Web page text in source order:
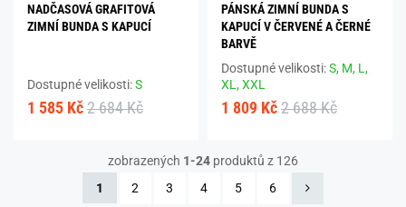
NADČASOVÁ GRAFITOVÁ
ZIMNÍ BUNDA S KAPUCÍ
Dostupné velikosti:S
1 585 Kč 2 684 Kč
PÁNSKÁ ZIMNÍ BUNDA S
KAPUCÍ V ČERVENÉ A ČERNÉ
BARVĚ
Dostupné velikosti:S, M, L,
XL,XXL
1 809 Kč 2 688 Kč
zobrazených 1-24produktů z 126
1
2 3 4 5 6